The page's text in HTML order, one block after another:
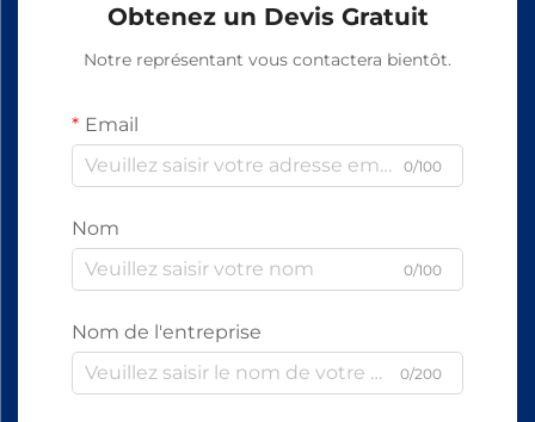
Obtenez un Devis Gratuit
Notre représentant vous contactera bientôt.
Email
0/100
Nom
0/100
Nom de l'entreprise
0/200